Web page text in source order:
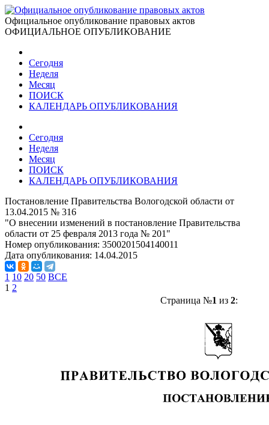
Официальное опубликование правовых актов
ОФИЦИАЛЬНОЕ ОПУБЛИКОВАНИЕ
Сегодня
Неделя
Месяц
ПОИСК
КАЛЕНДАРЬ ОПУБЛИКОВАНИЯ
Сегодня
Неделя
Месяц
ПОИСК
КАЛЕНДАРЬ ОПУБЛИКОВАНИЯ
Постановление Правительства Вологодской области от
13.04.2015 № 316
"О внесении изменений в постановление Правительства
области от 25 февраля 2013 года № 201"
Номер опубликования: 3500201504140011
Дата опубликования: 14.04.2015
1 10 20 50 ВСЕ
1 2
Страница №1 из 2: